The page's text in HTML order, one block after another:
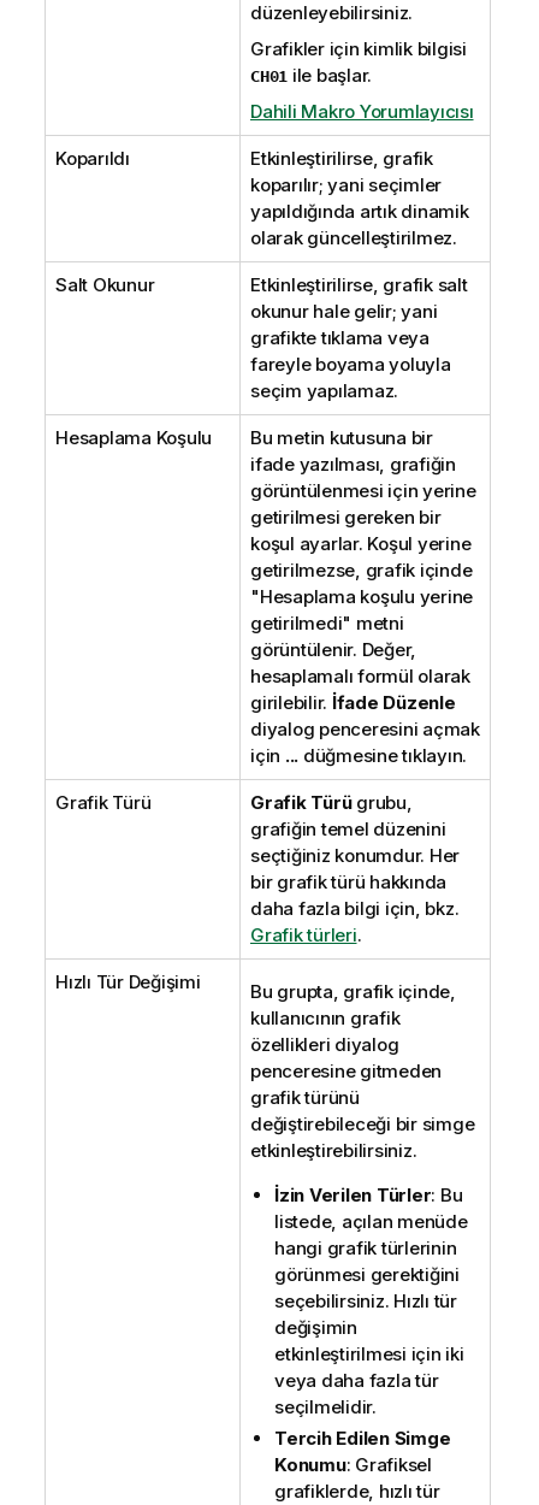
düzenleyebilirsiniz.
Grafikler için kimlik bilgisi
CH01 ile başlar.
Dahili Makro Yorumlayıcısı
Koparıldı
Etkinleştirilirse, grafik
koparılır; yani seçimler
yapıldığında artık dinamik
olarak güncelleştirilmez.
Salt Okunur
Etkinleştirilirse, grafik salt
okunur hale gelir; yani
grafikte tıklama veya
fareyle boyama yoluyla
seçim yapılamaz.
Hesaplama Koşulu
Bu metin kutusuna bir
ifade yazılması, grafiğin
görüntülenmesi için yerine
getirilmesi gereken bir
koşul ayarlar. Koşul yerine
getirilmezse, grafik içinde
"Hesaplama koşulu yerine
getirilmedi" metni
görüntülenir. Değer,
hesaplamalı formül olarak
girilebilir. İfade Düzenle
diyalog penceresini açmak
için ... düğmesine tıklayın.
Grafik Türü Grafik Türügrubu,
grafiğin temel düzenini
seçtiğiniz konumdur. Her
bir grafik türü hakkında
daha fazla bilgi için, bkz.
Grafik türleri.
Hızlı Tür Değişimi
Bu grupta, grafik içinde,
kullanıcının grafik
özellikleri diyalog
penceresine gitmeden
grafik türünü
değiştirebileceği bir simge
etkinleştirebilirsiniz.
İzin Verilen Türler: Bu
listede, açılan menüde
hangi grafik türlerinin
görünmesi gerektiğini
seçebilirsiniz. Hızlı tür
değişimin
etkinleştirilmesi için iki
veya daha fazla tür
seçilmelidir.
Tercih Edilen Simge
Konumu: Grafiksel
grafiklerde, hızlı tür